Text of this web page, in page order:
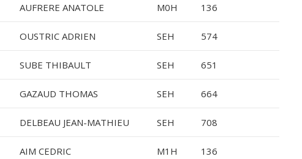
AUFRERE ANATOLE M0H 136
OUSTRIC ADRIEN SEH 574
SUBE THIBAULT SEH 651
GAZAUD THOMAS SEH 664
DELBEAU JEAN-MATHIEU SEH 708
AIM CEDRIC M1H 136